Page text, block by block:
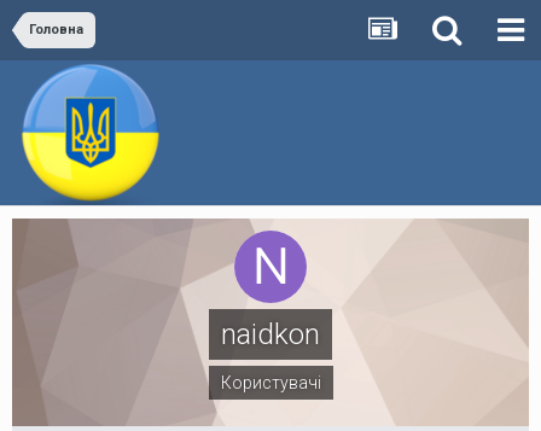
Головна
naidkon
Користувачі